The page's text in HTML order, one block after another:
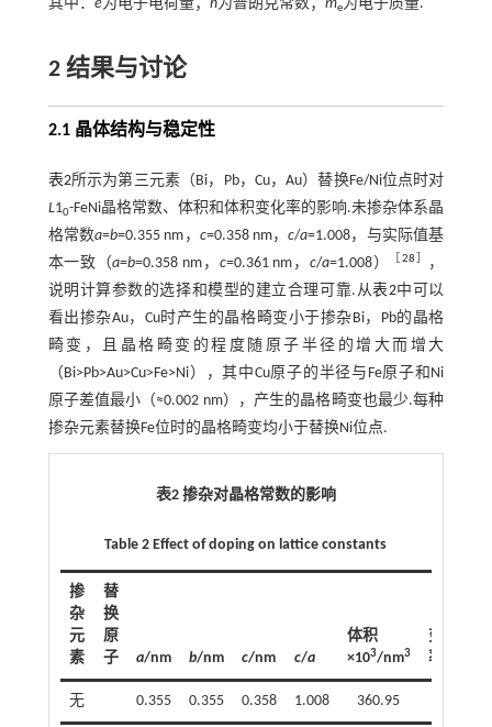
其中： e为电子电荷量； h为普朗克常数； me为电子质量.
2 结果与讨论
2.1 晶体结构与稳定性
表2所示为第三元素（Bi，Pb，Cu，Au）替换Fe/Ni位点时对
L10-FeNi晶格常数、体积和体积变化率的影响.未掺杂体系晶
格常数a=b=0.355 nm， c=0.358 nm，c/a=1.008，与实际值基
本一致（a=b=0.358 nm， c=0.361 nm， c/a=1.008） ［28
，
说明计算参数的选择和模型的建立合理可靠.从表2中可以
看出掺杂Au，Cu时产生的晶格畸变小于掺杂Bi，Pb的晶格
畸变，且晶格畸变的程度随原子半径的增大而增大
（Bi>Pb>Au>Cu>Fe>Ni），其中Cu原子的半径与Fe原子和Ni
原子差值最小（≈0.002 nm），产生的晶格畸变也最少.每种
掺杂元素替换Fe位时的晶格畸变均小于替换Ni位点.
表2 掺杂对晶格常数的影响
Table 2 Effect of doping on lattice constants
掺
杂
元
素
替
换
原
子
a/nm b/nm c/nm c/a
体积
×103/nm3
变化
率/%
无 0.355 0.355 0.358 1.008 360.95